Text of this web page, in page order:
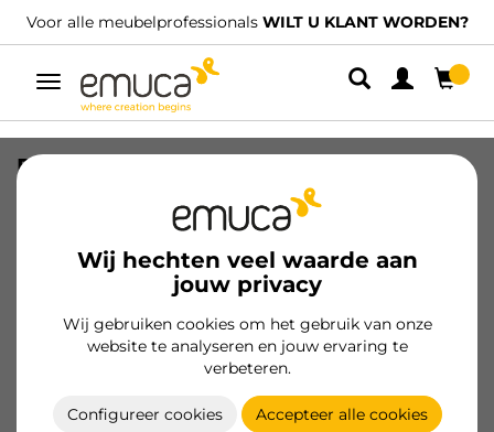
Voor alle meubelprofessionals WILT U KLANT WORDEN?
Umschaltbare
Navigation
Wij hechten veel waarde aan
jouw privacy
Wij gebruiken cookies om het gebruik van onze
website te analyseren en jouw ervaring te
verbeteren.
Configureer cookies Accepteer alle cookies
Push Latch meubelsteun met deksel,
voor lengte 76,5 en 80mm, Grijs, Plastic
Essentiële producten
Klant worden
Productspecificatie